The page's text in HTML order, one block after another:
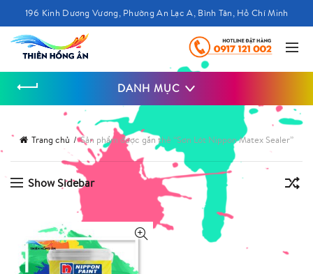
196 Kinh Dương Vương, Phường An Lạc A, Bình Tân, Hồ Chí Minh
DANH MỤC
Trang chủ Sản phẩm được gắn thẻ “Sơn Lót Nippon Matex Sealer”
Show Sidebar